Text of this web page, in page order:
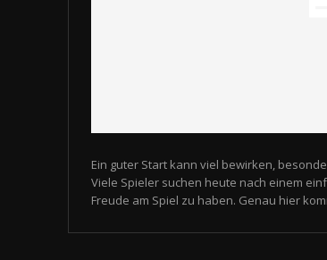
Ein guter Start kann viel bewirken,
Viele Spieler suchen heute nach einem
Freude am Spiel zu haben. Genau hier